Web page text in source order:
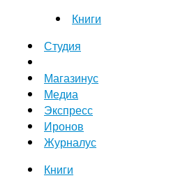
Книги
Студия
Магазинус
Медиа
Экспресс
Иронов
Журналус
Книги